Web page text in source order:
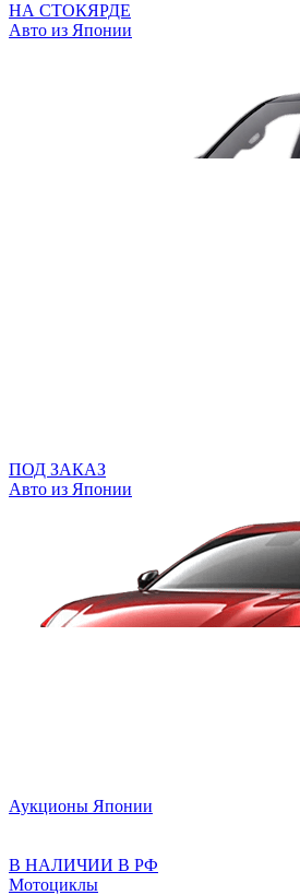
НА СТОКЯРДЕ
Авто из Японии
ПОД ЗАКАЗ
Авто из Японии
Аукционы Японии
В НАЛИЧИИ В РФ
Мотоциклы